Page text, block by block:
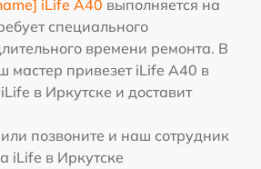
iLife A40 выполняется на
специального
времени ремонта. В
мастер привезет iLife A40 в
в Иркутске и доставит
позвоните и наш сотрудник
iLife в Иркутске